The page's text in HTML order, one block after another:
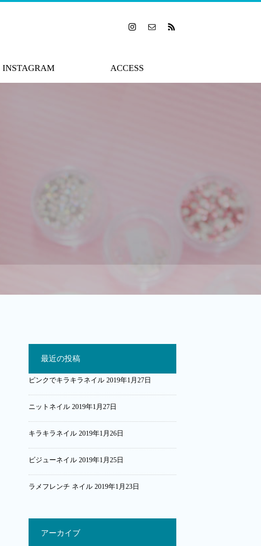
INSTAGRAM ACCESS
最近の投稿
ピンクでキラキラネイル 2019年1月27日
ニットネイル 2019年1月27日
キラキラネイル 2019年1月26日
ビジューネイル 2019年1月25日
ラメフレンチ ネイル 2019年1月23日
アーカイブ